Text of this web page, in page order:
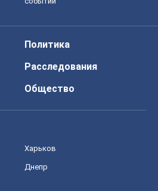
Политика
Расследования
Общество
Харьков
Днепр